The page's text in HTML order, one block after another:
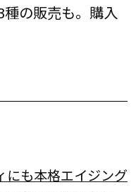
の販売も。購入
にも本格エイジング